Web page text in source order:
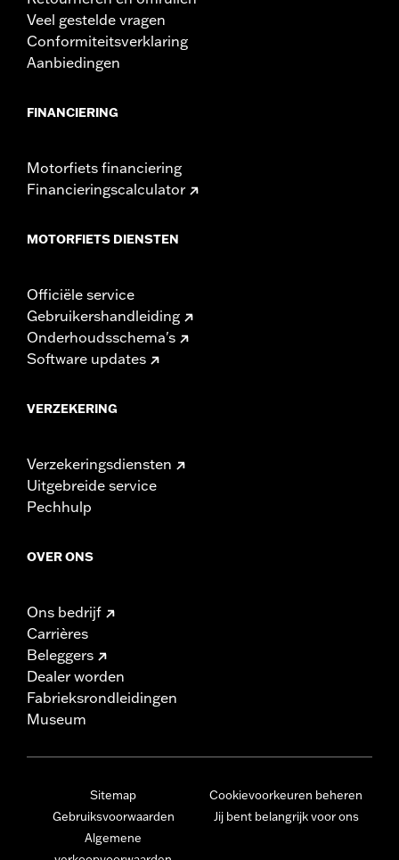
Veel gestelde vragen
Conformiteitsverklaring
Aanbiedingen
FINANCIERING
Motorfiets financiering
Financieringscalculator
MOTORFIETS DIENSTEN
Officiële service
Gebruikershandleiding
Onderhoudsschema's
Software updates
VERZEKERING
Verzekeringsdiensten
Uitgebreide service
Pechhulp
OVER ONS
Ons bedrijf
Carrières
Beleggers
Dealer worden
Fabrieksrondleidingen
Museum
Sitemap
Gebruiksvoorwaarden
Algemene
Cookievoorkeuren beheren
Jij bent belangrijk voor ons